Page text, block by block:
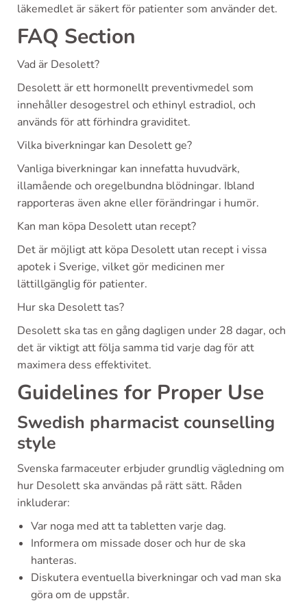
läkemedlet är säkert för patienter som använder det.
FAQ Section
Vad är Desolett?
Desolett är ett hormonellt preventivmedel som
innehåller desogestrel och ethinyl estradiol, och
används för att förhindra graviditet.
Vilka biverkningar kan Desolett ge?
Vanliga biverkningar kan innefatta huvudvärk,
illamående och oregelbundna blödningar. Ibland
rapporteras även akne eller förändringar i humör.
Kan man köpa Desolett utan recept?
Det är möjligt att köpa Desolett utan recept i vissa
apotek i Sverige, vilket gör medicinen mer
lättillgänglig för patienter.
Hur ska Desolett tas?
Desolett ska tas en gång dagligen under 28 dagar, och
det är viktigt att följa samma tid varje dag för att
maximera dess effektivitet.
Guidelines for Proper Use
Swedish pharmacist counselling
style
Svenska farmaceuter erbjuder grundlig vägledning om
hur Desolett ska användas på rätt sätt. Råden
inkluderar:
Var noga med att ta tabletten varje dag.
Informera om missade doser och hur de ska
hanteras.
Diskutera eventuella biverkningar och vad man ska
göra om de uppstår.